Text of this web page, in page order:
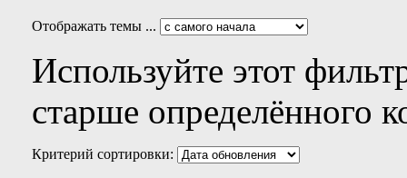
Отображать темы ...
Используйте этот
старше определённого
Критерий сортировки: